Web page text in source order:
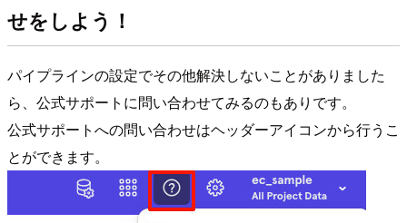
せをしよう！
パイプラインの設定でその他解決しないことがありました
ら、公式サポートに問い合わせてみるのもありです。
公式サポートへの問い合わせはヘッダーアイコンから行うこ
とができます。